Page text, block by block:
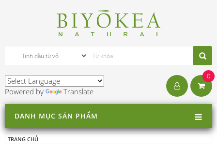
Powered by Translate
0
DANH MỤC SẢN PHẨM
TRANG CHỦ